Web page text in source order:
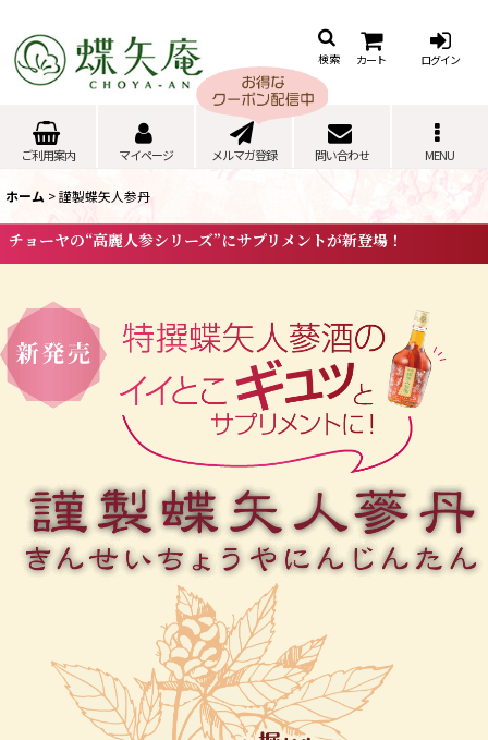
検索 カート ログイン
ご利用案内 マイページ メルマガ登録 問い合わせ MENU
ホーム >謹製蝶矢人参丹
チョーヤの“高麗人参シリーズ”にサプリメントが新登場！